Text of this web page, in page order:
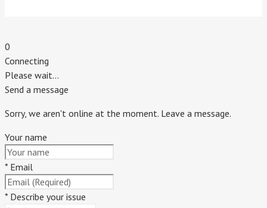
0
Connecting
Please wait...
Send a message
Sorry, we aren't online at the moment. Leave a message.
Your name
* Email
* Describe your issue